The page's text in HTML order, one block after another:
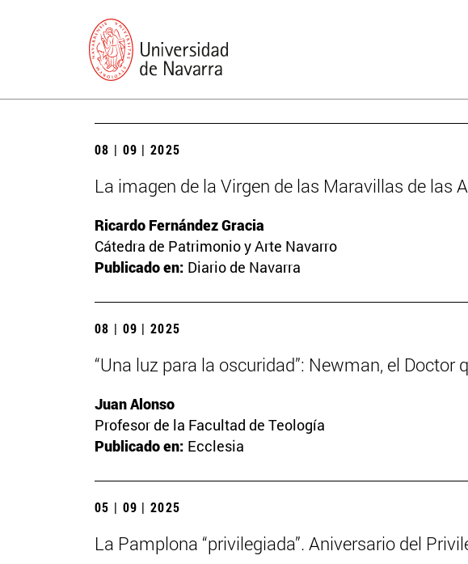
08 | 09 | 2025
La imagen de la Virgen de las Maravillas de las
Ricardo Fernández Gracia
Cátedra de Patrimonio y Arte Navarro
Publicado en: Diario de Navarra
08 | 09 | 2025
“Una luz para la oscuridad”: Newman, el Doctor
Juan Alonso
Profesor de la Facultad de Teología
Publicado en: Ecclesia
05 | 09 | 2025
La Pamplona “privilegiada”. Aniversario del